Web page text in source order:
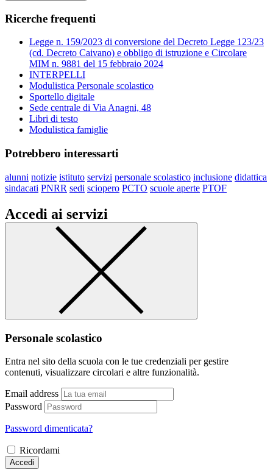
Ricerche frequenti
Legge n. 159/2023 di conversione del Decreto Legge 123/23
(cd. Decreto Caivano) e obbligo di istruzione e Circolare
MIM n. 9881 del 15 febbraio 2024
INTERPELLI
Modulistica Personale scolastico
Sportello digitale
Sede centrale di Via Anagni, 48
Libri di testo
Modulistica famiglie
Potrebbero interessarti
alunni notizie istituto servizi personale scolastico inclusione didattica
sindacati PNRR sedi sciopero PCTO scuole aperte PTOF
Accedi ai servizi
Personale scolastico
Entra nel sito della scuola con le tue credenziali per gestire
contenuti, visualizzare circolari e altre funzionalità.
Email address
Password
Password dimenticata?
Ricordami
Accedi